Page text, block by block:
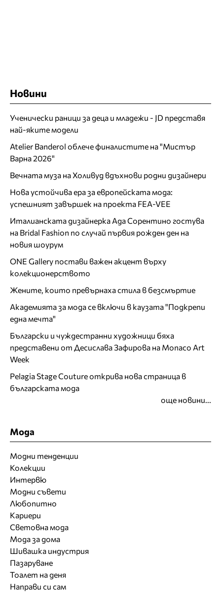
Новини
Ученически раници за деца и младежи - JD представя
най-яките модели
Atelier Banderol облече финалистите на "Мистър
Варна 2026"
Вечната муза на Холивуд вдъхнови родни дизайнери
Нова устойчива ера за европейската мода:
успешният завършек на проекта FEA-VEE
Италианската дизайнерка Ада Сорентино гостува
на Bridal Fashion по случай първия рожден ден на
новия шоурум
ONE Gallery постави важен акцент върху
колекционерството
Жените, които превърнаха стила в безсмъртие
Академията за мода се включи в каузата "Подкрепи
една мечта"
Български и чуждестранни художници бяха
представени от Десислава Зафирова на Monaco Art
Week
Pelagia Stage Couture открива нова страница в
българската мода
още новини...
Мода
Модни тенденции
Колекции
Интервю
Модни съвети
Любопитно
Кариери
Световна мода
Мода за дома
Шивашка индустрия
Пазаруване
Тоалет на деня
Направи си сам